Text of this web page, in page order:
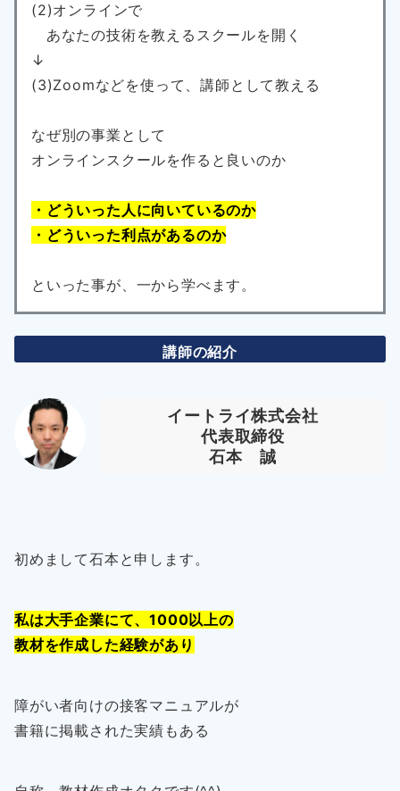
(2)オンラインで
あなたの技術を教えるスクールを開く
↓
(3)Zoomなどを使って、講師として教える
なぜ別の事業として
オンラインスクールを作ると良いのか
・どういった人に向いているのか
・どういった利点があるのか
といった事が、一から学べます。
講師の紹介
イートライ株式会社
代表取締役
石本 誠
初めまして石本と申します。
私は大手企業にて、1000以上の
教材を作成した経験があり
障がい者向けの接客マニュアルが
書籍に掲載された実績もある